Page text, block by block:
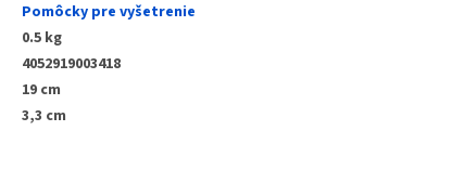
Pomôcky pre vyšetrenie
0.5 kg
4052919003418
19 cm
3,3 cm